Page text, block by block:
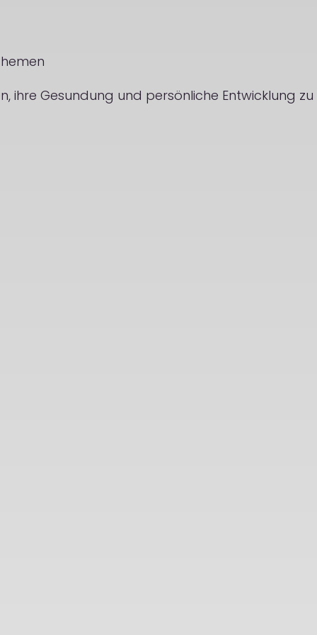
ihre Gesundung und persönliche Entwicklung zu